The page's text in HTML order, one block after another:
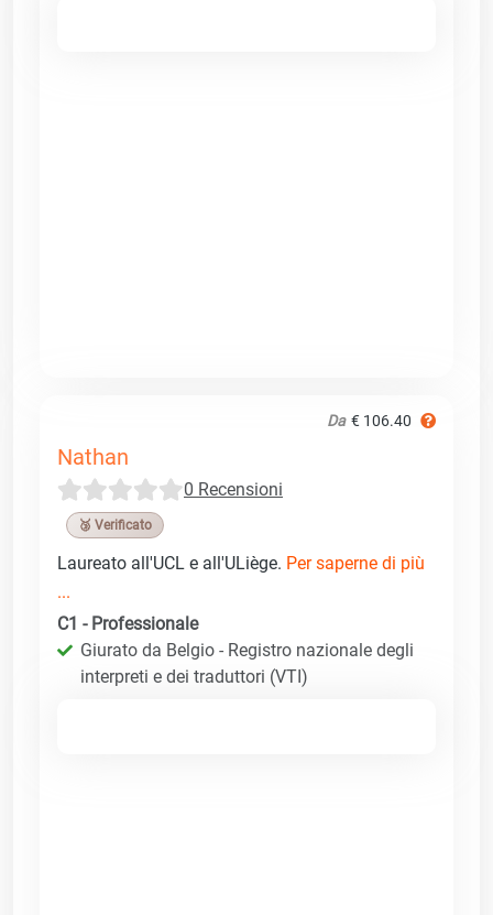
Da € 106.40
Nathan
0 Recensioni
🥉 Verificato
Laureato all'UCL e all'ULiège. Per saperne di più
...
C1 - Professionale
Giurato da Belgio - Registro nazionale degli
interpreti e dei traduttori (VTI)